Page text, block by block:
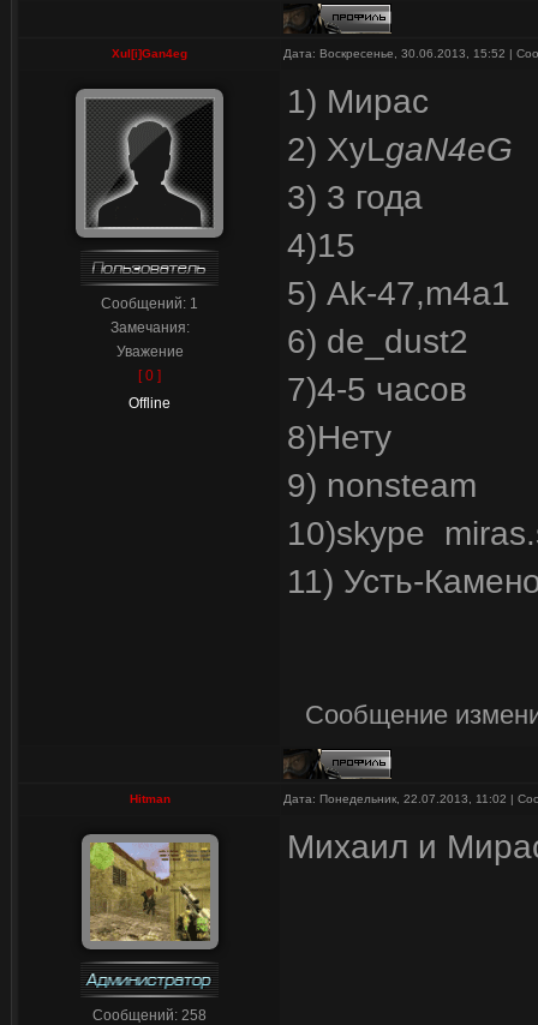
Xul[i]Gan4eg Дата: Воскресенье, 30.06.2013, 15:52 |
Сообщений: 1
Замечания:
Уважение
[ 0 ]
Offline
1) Мирас
2) XyLgaN4eG
3) 3 года
4)15
5) Ak-47,m4a1
6) de_dust2
7)4-5 часов
8)Нету
9) nonsteam
10)skype
11) Усть-
Сообщение
Hitman Дата: Понедельник, 22.07.2013, 11:02 |
Сообщений: 258
Михаил и